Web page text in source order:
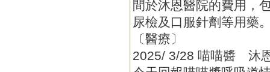
間於沐恩醫院的費用，
尿檢及口服針劑等用藥
〔醫療〕
2025/ 3/28 喵喵醬 沐